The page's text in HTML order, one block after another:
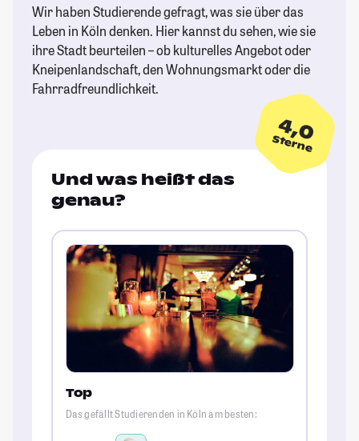
Wir haben Studierende gefragt, was sie über das
Leben in Köln denken. Hier kannst du sehen, wie sie
ihre Stadt beurteilen – ob kulturelles Angebot oder
Kneipenlandschaft, den Wohnungsmarkt oder die
Fahrradfreundlichkeit.
4,0
Sterne
Und was heißt das
genau?
Top
Das gefällt Studierenden in Köln am besten: